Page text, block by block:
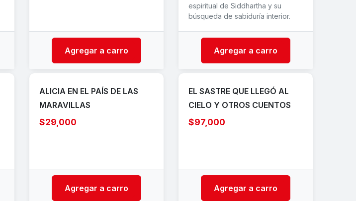
Agregar a carro
espiritual de Siddhartha y su
búsqueda de sabiduría interior.
Agregar a carro
ALICIA EN EL PAÍS DE LAS
MARAVILLAS
$29,000
Agregar a carro
EL SASTRE QUE LLEGÓ AL
CIELO Y OTROS CUENTOS
$97,000
Agregar a carro